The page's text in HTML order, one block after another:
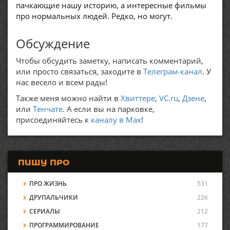
пачкающие нашу историю, а интересные фильмы
про нормальных людей. Редко, но могут.
Обсуждение
Чтобы обсудить заметку, написать комментарий,
или просто связаться, заходите в Телеграм-канал. У
нас весело и всем рады!
Также меня можно найти в Хвиттере, VC.ru, Дзене,
или Тенчате. А если вы на парковке,
присоединяйтесь к каналу в Max!
ПИШУ ПРО
ПРО ЖИЗНЬ
531
ДРУПАЛЬЧИКИ
226
СЕРИАЛЫ
212
ПРОГРАММИРОВАНИЕ
177